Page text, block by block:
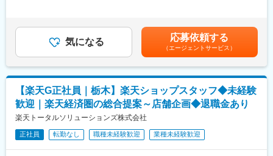
ます。
高い技術力と最新の検査機器類を使用した自動車の整備、プライ
ベートブランド化によるガソリンの安価供給など、自動車に関す
るサービスを提供する「プライム事業部」の他に、IT関連のサー
ビスを提供する「アビトス事業部」を新たに設けるに至りまし
た。一見すると全く違う事業のため、普段は水平に展開している
ように見えます。しかしその一方、双方の事業を交差させること
によって、今までに類のない新しいサービスの提供に取り組んで
■業務内容：
・お客様との提案商談（自動車の販売、買取、その他サービスの
ご提案）
・来店集客活動（webサイトへの情報登録、店舗ブログの更新な
ど）
・その他店舗運営業務 等
■組織構成：
1店舗あたり約6名程度、一部10名以上の社員がいる大型店舗もあ
ります。
舗スタッフ年収634万円 入社4年目 営業主任年収855万円 入社6年
目 店長賃金はあくまでも目安の金額であり、選考を通じて上下す
る可能性があります。月給(月額)は固定手当を含めた表記です。
気になる 応募依頼する
（エージェントサービス）
【楽天G正社員｜栃木】楽天ショップスタッフ◆未経験
歓迎｜楽天経済圏の総合提案～店舗企画◆退職金あり
楽天トータルソリューションズ株式会社
正社員 転勤なし 職種未経験歓迎 業種未経験歓迎